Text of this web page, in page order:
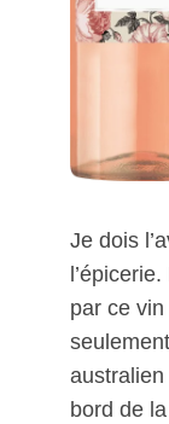
Je dois
par ce
bord de